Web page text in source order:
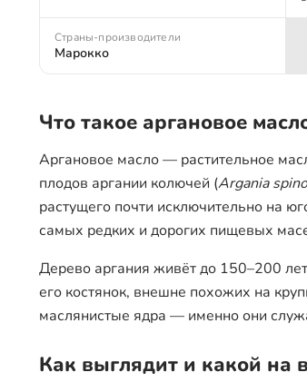
Страны-производители
Марокко
Что такое аргановое
Аргановое масло — растительное
плодов аргании колючей (Argania
растущего почти исключительно на
самых редких и дорогих пищевых
Дерево аргания живёт до 150–200
его костянок, внешне похожих на
маслянистые ядра — именно они
Как выглядит и какой на